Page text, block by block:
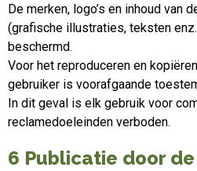
De merken, logo’s en inhoud van
(grafische illustraties, teksten
beschermd.
Voor het reproduceren en
gebruiker is voorafgaande
In dit geval is elk gebruik voor
reclamedoeleinden verboden.
6 Publicatie door